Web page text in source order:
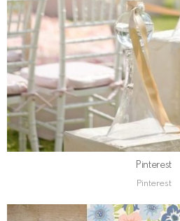
Pinterest
Pinterest